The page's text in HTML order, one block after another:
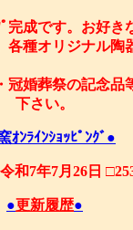
ﾟ完成です。お好き
各種オリジナル陶
りま
冠婚葬祭の記念品
下さい。
ｵﾝﾗｲﾝｼｮｯﾋﾟﾝｸﾞ●
和7年7月26日
●更新履歴●